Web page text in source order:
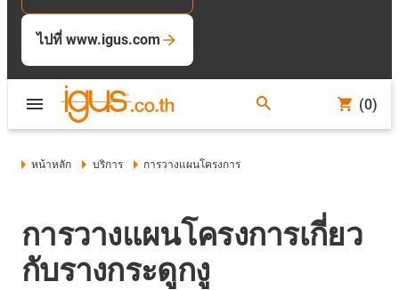
ไปที่ www.igus.com
(0)
หน้าหลัก บริการ การวางแผนโครงการ
การวางแผนโครงการเกี่ยว
กับรางกระดูกงู